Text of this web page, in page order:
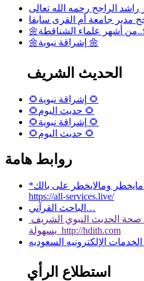
راشد الراجح رحمه الله تعالى
مدير جامعة أم القرى سابقا
🌼إشراقة نبوية 🌼
الحديث الشريف
🌻إشراقة نبوية 🌻
🌻حديث اليوم 🌻
🌻إشراقة نبوية 🌻
🌻حديث اليوم 🌻
روابط هامة
*موقع فيه كل شي* *مايخطر ومالايخطر على بالك*
https://all-services.live/
الباحث القرآني…
الحديث النبوي الشريف
بسهولة http://hdith.com
استطلاع الرأي